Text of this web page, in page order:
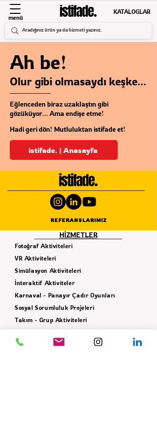
KATALOGLAR
menü
Ah be!
Olur gibi olmasaydı keşke...
Eğlenceden biraz uzaklaştın gibi
gözüküyor... Ama endişe etme!
Hadi geri dön! Mutluluktan istifade et!
istifade. | Anasayfa
REFERANSLARIMIZ
HİZMETLER
Fotoğraf Aktiviteleri
VR Aktiviteleri
Simülasyon Aktiviteleri
İnteraktif Aktiviteler
Karnaval - Panayır Çadır Oyunları
Sosyal Sorumluluk Projeleri
Takım - Grup Aktiviteleri
Dekor Hizmeti